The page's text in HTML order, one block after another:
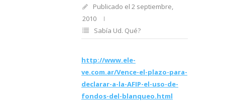
Publicado el 2 septiembre,
2010
Sabía Ud. Qué?
http://www.ele-
ve.com.ar/Vence-el-plazo-para-
declarar-a-la-AFIP-el-uso-de-
fondos-del-blanqueo.html